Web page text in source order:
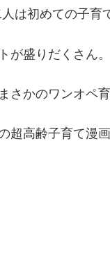
は初めての子育
盛りだくさん。
さかのワンオペ
超高齢子育て漫